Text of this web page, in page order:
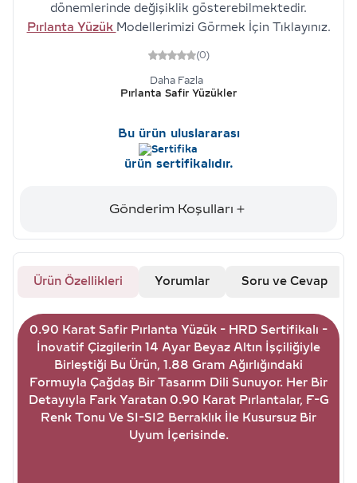
dönemlerinde değişiklik gösterebilmektedir.
Pırlanta Yüzük Modellerimizi Görmek İçin Tıklayınız.
(0)
Daha Fazla
Pırlanta Safir Yüzükler
Bu ürün uluslararası
ürün sertifikalıdır.
Gönderim Koşulları
Ürün Özellikleri Yorumlar Soru ve Cevap
0.90 Karat Safir Pırlanta Yüzük - HRD Sertifikalı -
İnovatif Çizgilerin 14 Ayar Beyaz Altın İşçiliğiyle
Birleştiği Bu Ürün, 1.88 Gram Ağırlığındaki
Formuyla Çağdaş Bir Tasarım Dili Sunuyor. Her Bir
Detayıyla Fark Yaratan 0.90 Karat Pırlantalar, F-G
Renk Tonu Ve SI-SI2 Berraklık İle Kusursuz Bir
Uyum İçerisinde.